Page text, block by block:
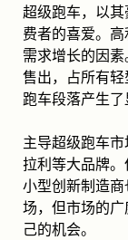
超级跑车，以
费者的喜爱。
需求增长的因
售出，占所有
跑车段落产生了
主导超级跑车
拉利等大品牌
小型创新制造
场，但市场的
己的机会。